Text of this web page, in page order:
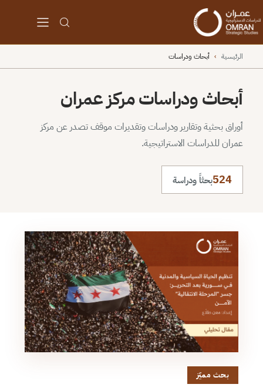
الرئيسية › أبحاث ودراسات
أبحاث ودراسات مركز عمران
أوراق بحثية وتقارير ودراسات وتقديرات موقف تصدر عن مركز
عمران للدراسات الاستراتيجية.
524بحثاً ودراسة
بحث مميّز